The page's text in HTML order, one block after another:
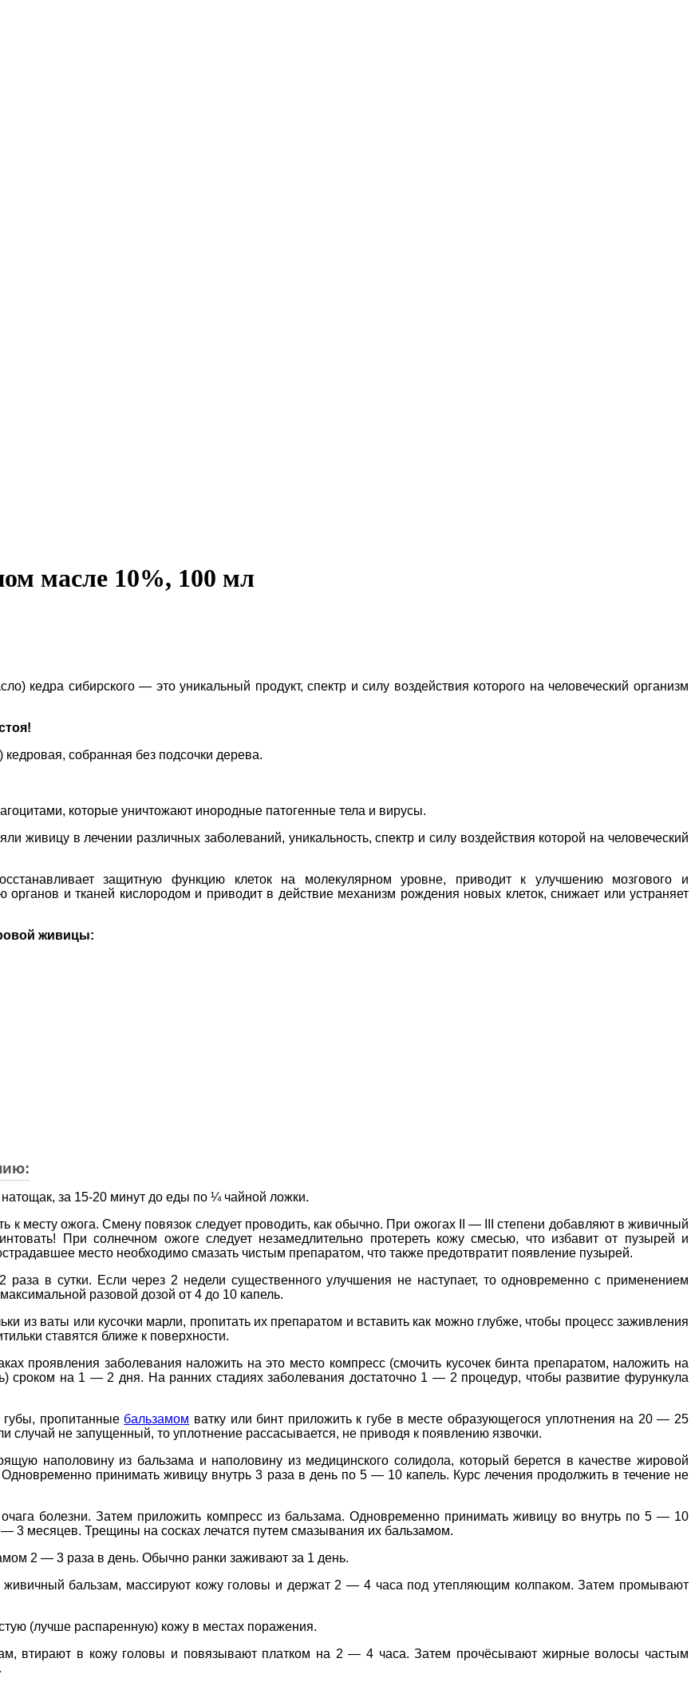
масле 10%, 100 мл
кедра сибирского — это уникальный продукт, спектр и силу воздействия которого на человеческий организм
собранная без подсочки дерева.
которые уничтожают инородные патогенные тела и вирусы.
в лечении различных заболеваний, уникальность, спектр и силу воздействия которой на человеческий
защитную функцию клеток на молекулярном уровне, приводит к улучшению мозгового и
и тканей кислородом и приводит в действие механизм рождения новых клеток, снижает или устраняет
живицы:
натощак, за 15-20 минут до еды по ¼ чайной ложки.
к месту ожога. Смену повязок следует проводить, как обычно. При ожогах II — III степени добавляют в живичный
При солнечном ожоге следует незамедлительно протереть кожу смесью, что избавит от пузырей и
место необходимо смазать чистым препаратом, что также предотвратит появление пузырей.
раза в сутки. Если через 2 недели существенного улучшения не наступает, то одновременно с применением
разовой дозой от 4 до 10 капель.
из ваты или кусочки марли, пропитать их препаратом и вставить как можно глубже, чтобы процесс заживления
ставятся ближе к поверхности.
проявления заболевания наложить на это место компресс (смочить кусочек бинта препаратом, наложить на
сроком на 1 — 2 дня. На ранних стадиях заболевания достаточно 1 — 2 процедур, чтобы развитие фурункула
пропитанные бальзамом ватку или бинт приложить к губе в месте образующегося уплотнения на 20 — 25
случай не запущенный, то уплотнение рассасывается, не приводя к появлению язвочки.
наполовину из бальзама и наполовину из медицинского солидола, который берется в качестве жировой
принимать живицу внутрь 3 раза в день по 5 — 10 капель. Курс лечения продолжить в течение не
болезни. Затем приложить компресс из бальзама. Одновременно принимать живицу во внутрь по 5 — 10
3 месяцев. Трещины на сосках лечатся путем смазывания их бальзамом.
2 — 3 раза в день. Обычно ранки заживают за 1 день.
живичный бальзам, массируют кожу головы и держат 2 — 4 часа под утепляющим колпаком. Затем промывают
(лучше распаренную) кожу в местах поражения.
втирают в кожу головы и повязывают платком на 2 — 4 часа. Затем прочёсывают жирные волосы частым